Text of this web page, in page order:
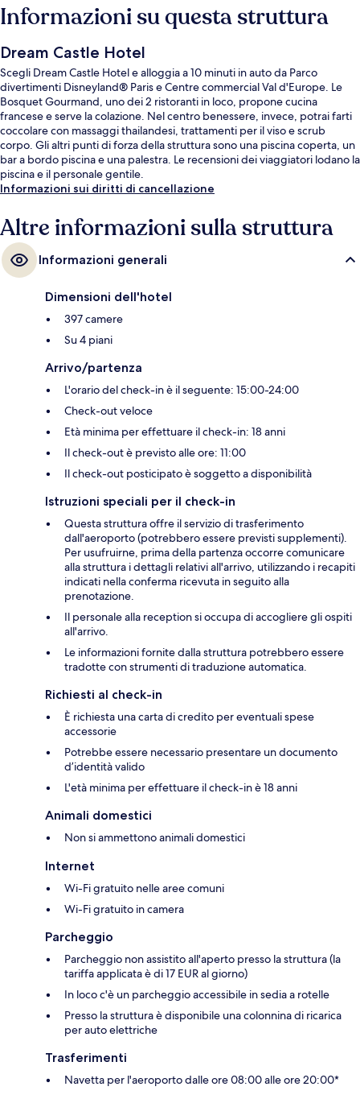
Informazioni su questa struttura
Dream Castle Hotel
Scegli Dream Castle Hotel e alloggia a 10 minuti in auto da Parco
divertimenti Disneyland® Paris e Centre commercial Val d'Europe. Le
Bosquet Gourmand, uno dei 2 ristoranti in loco, propone cucina
francese e serve la colazione. Nel centro benessere, invece, potrai farti
coccolare con massaggi thailandesi, trattamenti per il viso e scrub
corpo. Gli altri punti di forza della struttura sono una piscina coperta, un
bar a bordo piscina e una palestra. Le recensioni dei viaggiatori lodano la
piscina e il personale gentile.
Informazioni sui diritti di cancellazione
Altre informazioni sulla struttura
Informazioni generali
Dimensioni dell'hotel
397 camere
Su 4 piani
Arrivo/partenza
L'orario del check-in è il seguente: 15:00-24:00
Check-out veloce
Età minima per effettuare il check-in: 18 anni
Il check-out è previsto alle ore: 11:00
Il check-out posticipato è soggetto a disponibilità
Istruzioni speciali per il check-in
Questa struttura offre il servizio di trasferimento
dall'aeroporto (potrebbero essere previsti supplementi).
Per usufruirne, prima della partenza occorre comunicare
alla struttura i dettagli relativi all'arrivo, utilizzando i recapiti
indicati nella conferma ricevuta in seguito alla
prenotazione.
Il personale alla reception si occupa di accogliere gli ospiti
all'arrivo.
Le informazioni fornite dalla struttura potrebbero essere
tradotte con strumenti di traduzione automatica.
Richiesti al check-in
È richiesta una carta di credito per eventuali spese
accessorie
Potrebbe essere necessario presentare un documento
d’identità valido
L'età minima per effettuare il check-in è 18 anni
Animali domestici
Non si ammettono animali domestici
Internet
Wi-Fi gratuito nelle aree comuni
Wi-Fi gratuito in camera
Parcheggio
Parcheggio non assistito all'aperto presso la struttura (la
tariffa applicata è di 17 EUR al giorno)
In loco c'è un parcheggio accessibile in sedia a rotelle
Presso la struttura è disponibile una colonnina di ricarica
per auto elettriche
Trasferimenti
Navetta per l'aeroporto dalle ore 08:00 alle ore 20:00*